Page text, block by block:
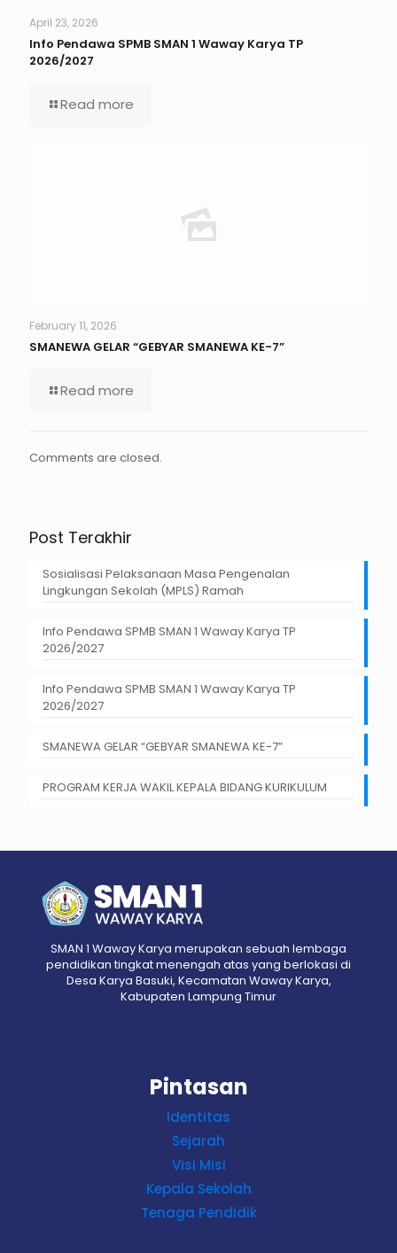
April 23, 2026
Info Pendawa SPMB SMAN 1 Waway Karya TP
2026/2027
Read more
February 11, 2026
SMANEWA GELAR “GEBYAR SMANEWA KE-7”
Read more
Comments are closed.
Post Terakhir
Sosialisasi Pelaksanaan Masa Pengenalan
Lingkungan Sekolah (MPLS) Ramah
Info Pendawa SPMB SMAN 1 Waway Karya TP
2026/2027
Info Pendawa SPMB SMAN 1 Waway Karya TP
2026/2027
SMANEWA GELAR “GEBYAR SMANEWA KE-7”
PROGRAM KERJA WAKIL KEPALA BIDANG KURIKULUM
SMAN 1 Waway Karya merupakan sebuah lembaga
pendidikan tingkat menengah atas yang berlokasi di
Desa Karya Basuki, Kecamatan Waway Karya,
Kabupaten Lampung Timur
Pintasan
Identitas
Sejarah
Visi Misi
Kepala Sekolah
Tenaga Pendidik